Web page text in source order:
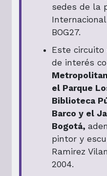
sedes de la
BOG27.
Este circuito
de interés
el Parque
Biblioteca
Barco y el
Bogotá,
pintor y
Ramirez
2004.